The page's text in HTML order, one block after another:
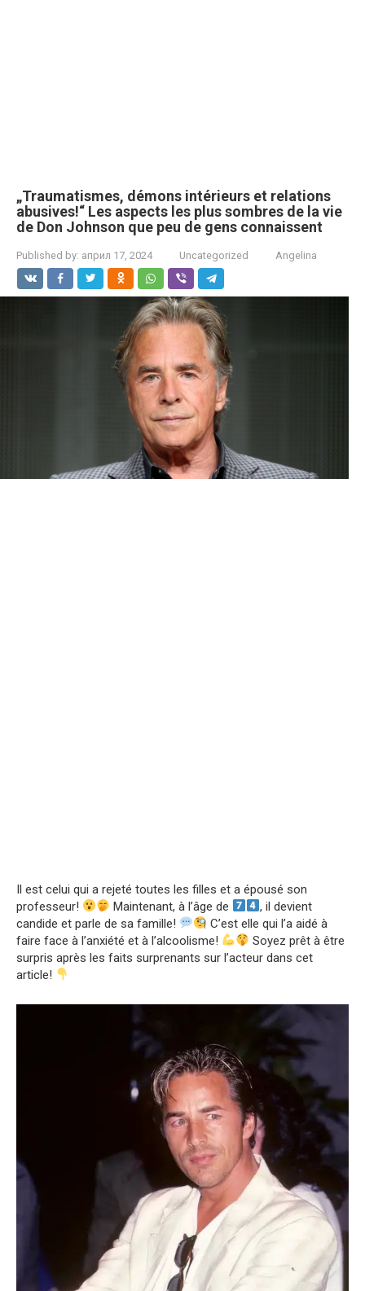
„Traumatismes, démons intérieurs et relations
abusives!“ Les aspects les plus sombres de la vie
de Don Johnson que peu de gens connaissent
Published by: април 17, 2024 Uncategorized Angelina
Il est celui qui a rejeté toutes les filles et a épousé son
professeur!
Maintenant, à l’âge de
, il devient
candide et parle de sa famille!
C’est elle qui l’a aidé à
faire face à l’anxiété et à l’alcoolisme!
Soyez prêt à être
surpris après les faits surprenants sur l’acteur dans cet
article!